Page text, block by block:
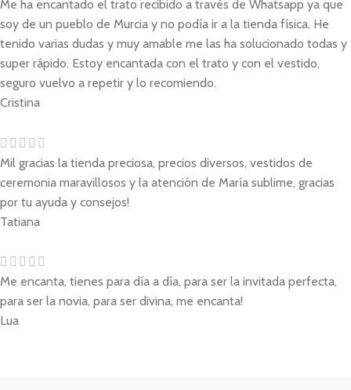
Me ha encantado el trato recibido a través de Whatsapp ya que
soy de un pueblo de Murcia y no podía ir a la tienda física. He
tenido varias dudas y muy amable me las ha solucionado todas y
super rápido. Estoy encantada con el trato y con el vestido,
seguro vuelvo a repetir y lo recomiendo.
Cristina
Mil gracias la tienda preciosa, precios diversos, vestidos de
ceremonia maravillosos y la atención de María sublime, gracias
por tu ayuda y consejos!
Tatiana
Me encanta, tienes para día a día, para ser la invitada perfecta,
para ser la novia, para ser divina, me encanta!
Lua